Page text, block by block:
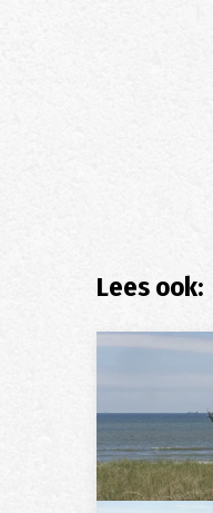
Lees ook: